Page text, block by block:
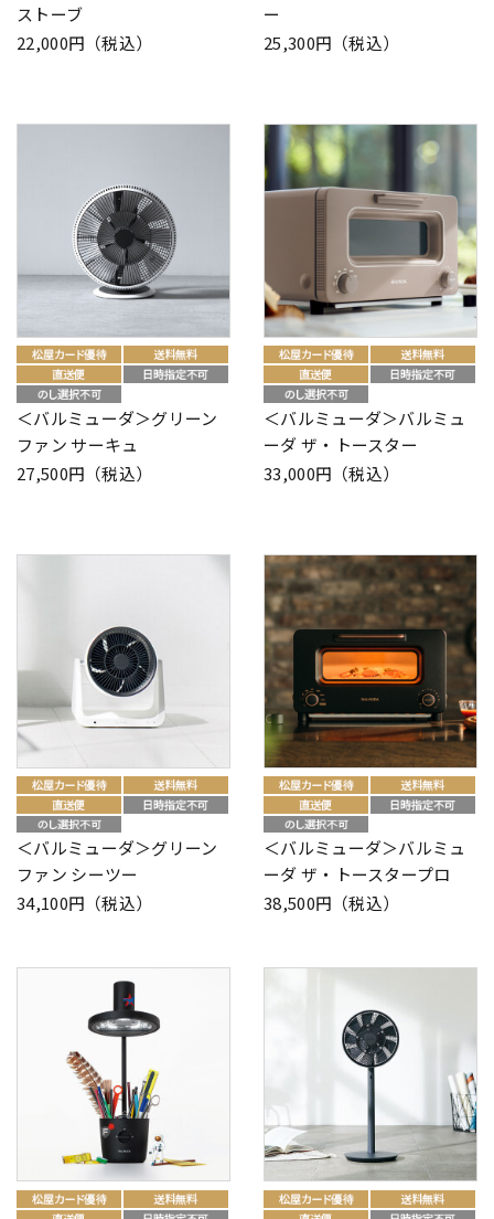
ストーブ
22,000円（税込）
ー
25,300円（税込）
＜バルミューダ＞グリーン
ファン サーキュ
27,500円（税込）
＜バルミューダ＞バルミュ
ーダ ザ・トースター
33,000円（税込）
＜バルミューダ＞グリーン
ファン シーツー
34,100円（税込）
＜バルミューダ＞バルミュ
ーダ ザ・トースタープロ
38,500円（税込）